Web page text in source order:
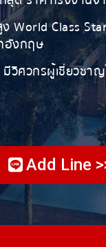
World Class
อังกฤษ
มีวิศวกรผู้เชี่ยวชา
Add Line